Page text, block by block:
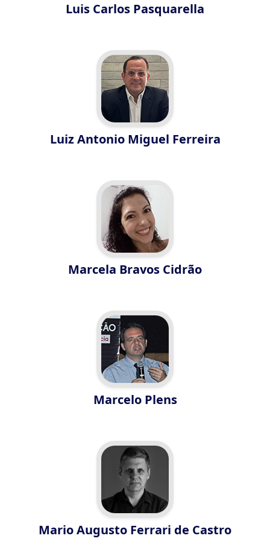
Luis Carlos Pasquarella
Luiz Antonio Miguel Ferreira
Marcela Bravos Cidrão
Marcelo Plens
Mario Augusto Ferrari de Castro